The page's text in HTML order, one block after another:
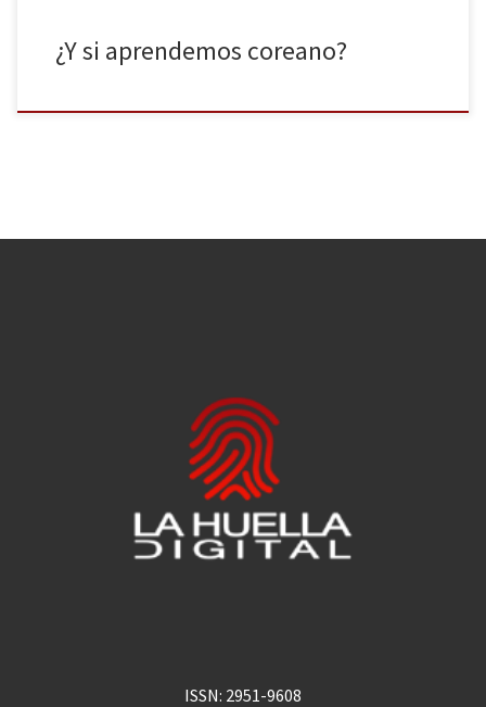
¿Y si aprendemos coreano?
ISSN: 2951-9608